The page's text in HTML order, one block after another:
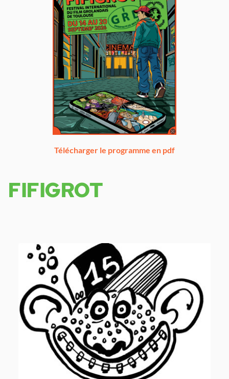
FIFIGROT
Télécharger le programme en pdf